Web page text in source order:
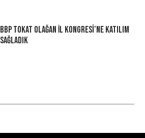
BBP Tokat Olağan İl Kongresi’ne Katılım
Sağladık